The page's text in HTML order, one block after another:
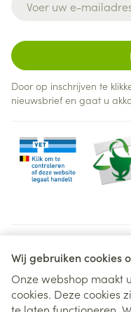
Wij gebruiken cookies
Onze webshop maakt
cookies. Deze cookies
Door op inschrijven te
nieuwsbrief en gaat u
Juridische links